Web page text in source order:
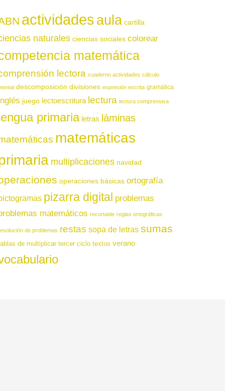
actividadesaula cartilla
naturales ciencias sociales colorear
matemática
lectora cuaderno actividades cálculo
descomposición divisiones expresión escrita gramática
juego lectoescritura lectura lectura comprensiva
primaria letras láminas
matemáticas
multiplicaciones navidad
operaciones básicas ortografía
pizarra digital problemas
matemáticos recortable reglas ortográficas
de problemas restas sopa de letras sumas
de multiplicar tercer ciclo textos verano